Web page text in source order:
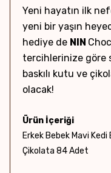
Yeni hayatın ilk
yeni bir yaşın
hediye de NIN
tercihlerinize göre
baskılı kutu ve
olacak!
Ürün İçeriği
Erkek Bebek Mavi
Çikolata 84 Adet